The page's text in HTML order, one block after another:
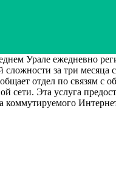
Урале ежедневно
сложности за три
отдел по связям
сети. Эта услуга
коммутируемого